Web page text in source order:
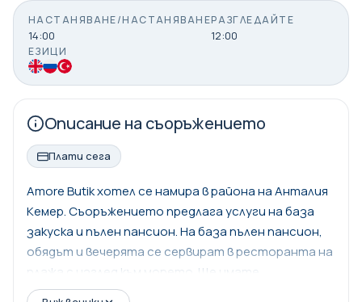
НАСТАНЯВАНЕ/НАСТАНЯВАНЕ
14:00
РАЗГЛЕДАЙТЕ
12:00
ЕЗИЦИ
Описание на съоръжението
Плати сега
Amore Butik хотел се намира в района на Анталия
Кемер. Съоръжението предлага услуги на база
закуска и пълен пансион. На база пълен пансион,
обядът и вечерята се сервират в ресторанта на
плажа с изглед към морето. Ще имате
възможност да се охлаждате и забавлявате в